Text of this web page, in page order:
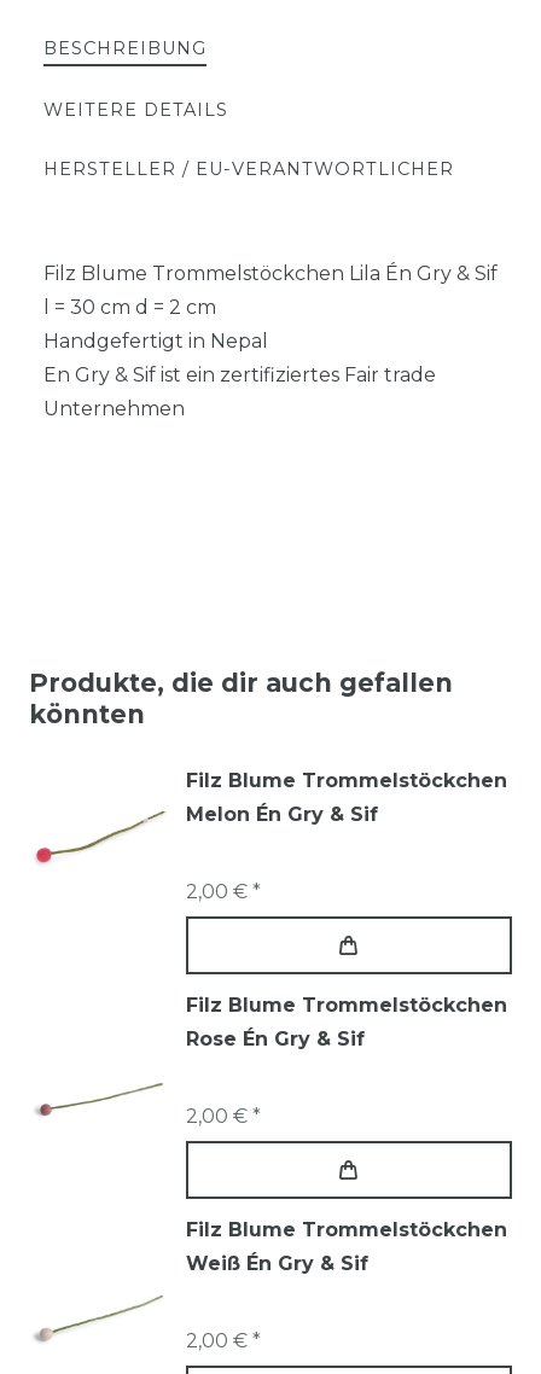
BESCHREIBUNG
WEITERE DETAILS
HERSTELLER / EU-VERANTWORTLICHER
Filz Blume Trommelstöckchen Lila Én Gry & Sif
l = 30 cm d = 2 cm
Handgefertigt in Nepal
En Gry & Sif ist ein zertifiziertes Fair trade
Unternehmen
Produkte, die dir auch gefallen
könnten
Filz Blume Trommelstöckchen
Melon Én Gry & Sif
2,00 € *
Filz Blume Trommelstöckchen
Rose Én Gry & Sif
2,00 € *
Filz Blume Trommelstöckchen
Weiß Én Gry & Sif
2,00 € *